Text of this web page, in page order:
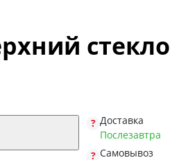
стекло
Доставка
Послезавтра
Самовывоз